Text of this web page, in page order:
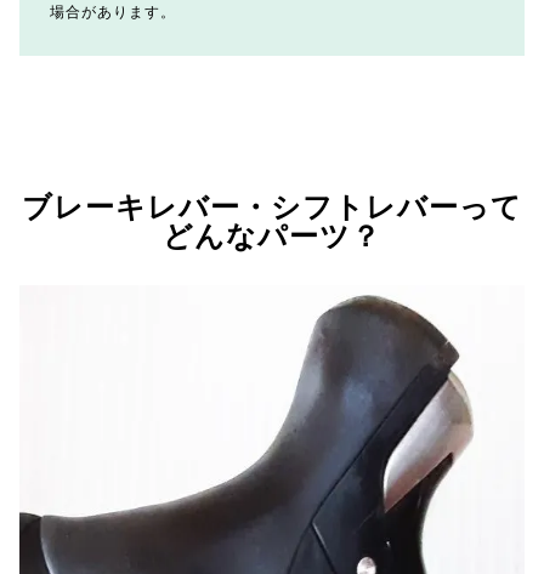
場合があります。
ブレーキレバー・シフトレバーって
どんなパーツ？